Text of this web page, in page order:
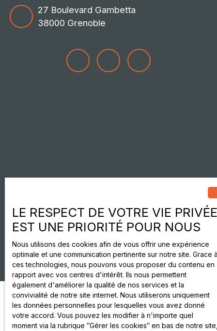
27 Boulevard Gambetta
38000 Grenoble
LE RESPECT DE VOTRE VIE PRIVÉE
EST UNE PRIORITÉ POUR NOUS
Nous utilisons des cookies afin de vous offrir une expérience
optimale et une communication pertinente sur notre site. Grace
ces technologies, nous pouvons vous proposer du contenu en
rapport avec vos centres d'intérêt. Ils nous permettent
également d'améliorer la qualité de nos services et la
convivialité de notre site internet. Nous utiliserons uniquement
les données personnelles pour lesquelles vous avez donné
votre accord. Vous pouvez les modifier à n'importe quel
moment via la rubrique ″Gérer les cookies″ en bas de notre